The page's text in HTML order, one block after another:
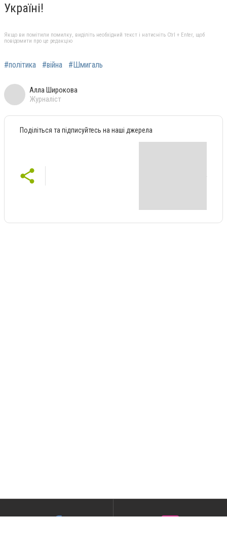
Україні!
Якщо ви помітили помилку, виділіть необхідний текст і натисніть Ctrl + Enter, щоб
повідомити про це редакцію
#політика #війна #Шмигаль
Алла Широкова
Журналіст
Поділіться та підписуйтесь на наші джерела